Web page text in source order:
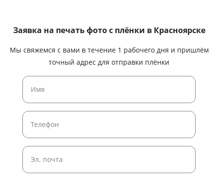
Заявка на печать фото с плёнки в Красноярске
Мы свяжемся с вами в течение 1 рабочего дня и пришлём
точный адрес для отправки плёнки